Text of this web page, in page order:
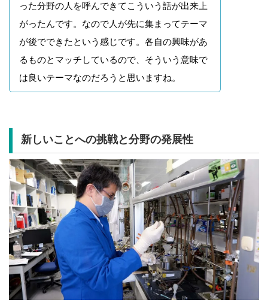
った分野の人を呼んできてこういう話が出来上
がったんです。なので人が先に集まってテーマ
が後でできたという感じです。各自の興味があ
るものとマッチしているので、そういう意味で
は良いテーマなのだろうと思いますね。
新しいことへの挑戦と分野の発展性